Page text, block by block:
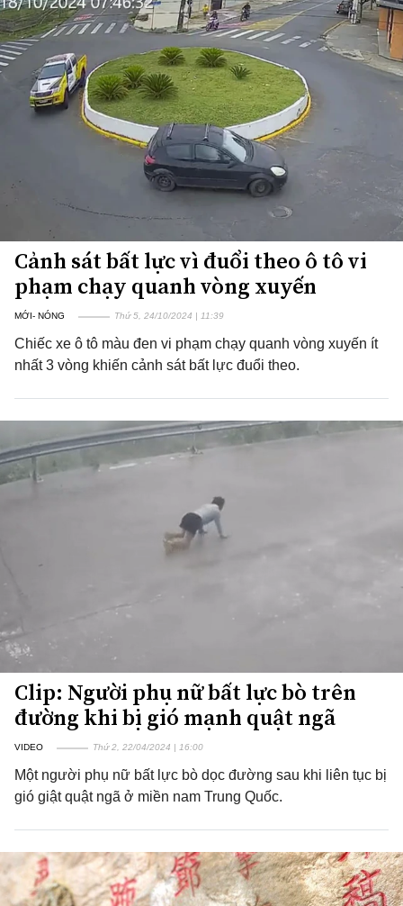
Cảnh sát bất lực vì đuổi theo ô tô vi
phạm chạy quanh vòng xuyến
MỚI- NÓNG Thứ 5, 24/10/2024 | 11:39
Chiếc xe ô tô màu đen vi phạm chạy quanh vòng xuyến ít
nhất 3 vòng khiến cảnh sát bất lực đuổi theo.
Clip: Người phụ nữ bất lực bò trên
đường khi bị gió mạnh quật ngã
VIDEO Thứ 2, 22/04/2024 | 16:00
Một người phụ nữ bất lực bò dọc đường sau khi liên tục bị
gió giật quật ngã ở miền nam Trung Quốc.